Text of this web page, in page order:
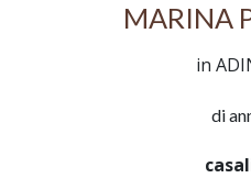
MARINA
in
di